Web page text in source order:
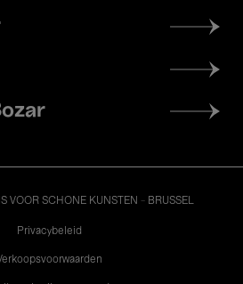
VOOR SCHONE KUNSTEN - BRUSSEL
Privacybeleid